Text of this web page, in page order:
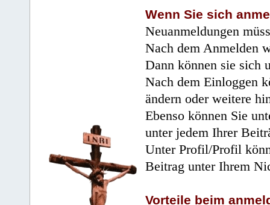
Wenn Sie sich
Neuanmeldungen
Nach dem Anmelden
Dann können sie sich
Nach dem Einloggen
ändern oder weitere
Ebenso können Sie
unter jedem Ihrer
Unter Profil/Profil
Beitrag unter Ihrem
Vorteile beim